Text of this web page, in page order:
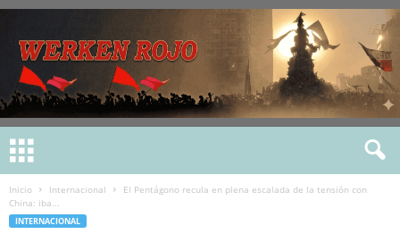
Inicio Internacional
El Pentágono recula en plena escalada de la tensión con
China: iba...
INTERNACIONAL